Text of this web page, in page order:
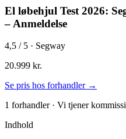
El løbehjul Test 2026:
– Anmeldelse
4,5 / 5 · Segway
20.999 kr.
Se pris hos forhandler →
1 forhandler · Vi tjener
Indhold